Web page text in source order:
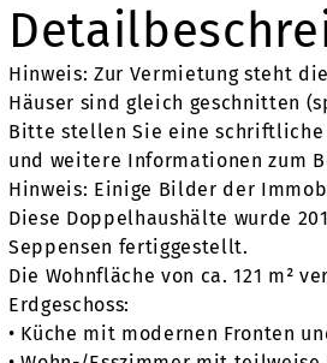
Hinweis: Zur Vermietung steht
Häuser sind gleich geschnitten
Bitte stellen Sie eine schriftliche
und weitere Informationen zum
Hinweis: Einige Bilder der
Diese Doppelhaushälte wurde
Seppensen fertiggestellt.
Die Wohnfläche von ca. 121 m²
Erdgeschoss:
• Küche mit modernen Fronten